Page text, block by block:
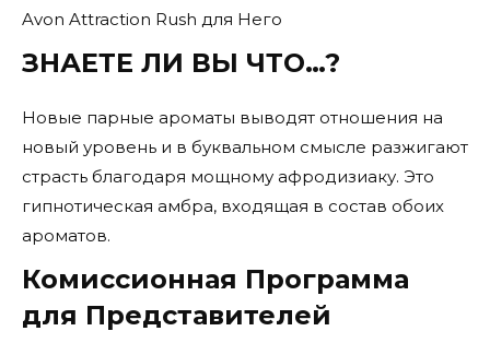
Avon Attraction Rush для Него
ЗНАЕТЕ ЛИ ВЫ ЧТО…?
Новые парные ароматы выводят отношения на
новый уровень и в буквальном смысле разжигают
страсть благодаря мощному афродизиаку. Это
гипнотическая амбра, входящая в состав обоих
ароматов.
Комиссионная Программа
для Представителей